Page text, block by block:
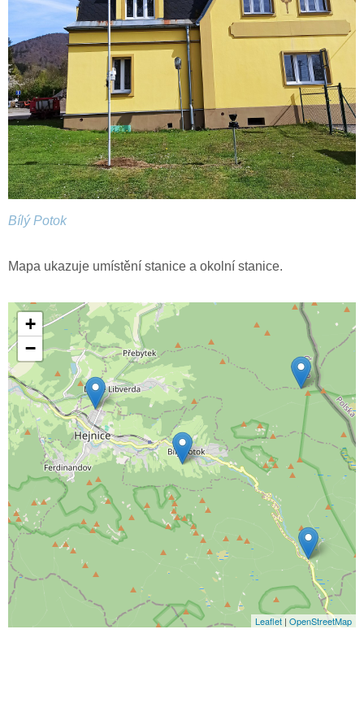
Bílý Potok
Mapa ukazuje umístění stanice a okolní stanice.
+
−
Leaflet | OpenStreetMap